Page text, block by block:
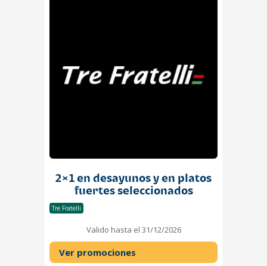
2×1 en desayunos y en platos
fuertes seleccionados
Tre Fratelli
Valido hasta el 31/12/2026
Ver promociones